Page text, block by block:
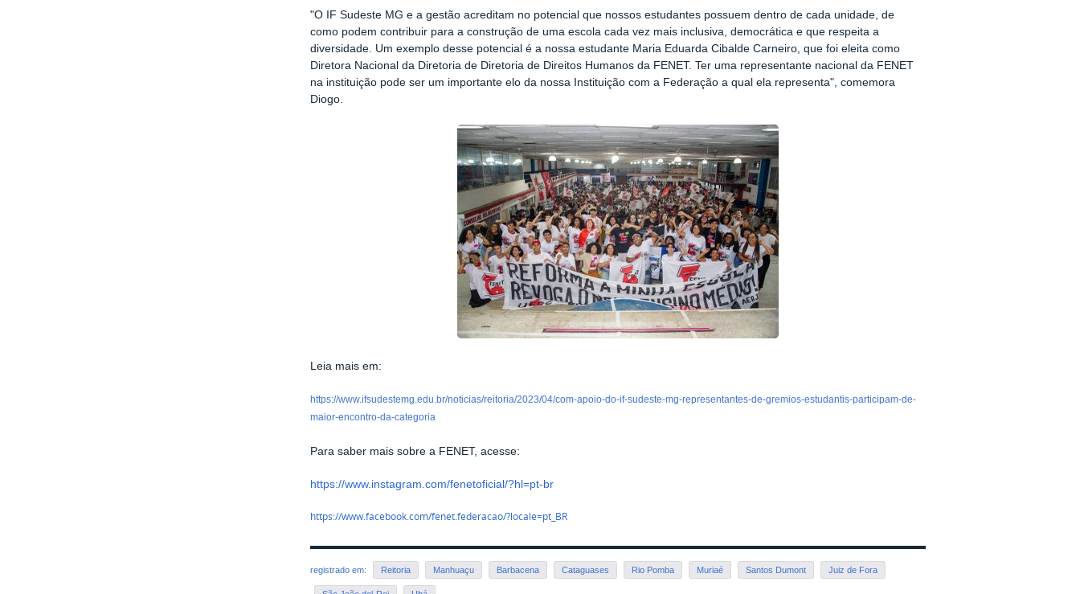
"O IF Sudeste MG e a gestão acreditam no potencial que nossos estudantes possuem dentro de cada unidade, de
como podem contribuir para a construção de uma escola cada vez mais inclusiva, democrática e que respeita a
diversidade. Um exemplo desse potencial é a nossa estudante Maria Eduarda Cibalde Carneiro, que foi eleita como
Diretora Nacional da Diretoria de Diretoria de Direitos Humanos da FENET. Ter uma representante nacional da FENET
na instituição pode ser um importante elo da nossa Instituição com a Federação a qual ela representa", comemora
Diogo.
Leia mais em:
https://www.ifsudestemg.edu.br/noticias/reitoria/2023/04/com-apoio-do-if-sudeste-mg-representantes-de-gremios-estudantis-participam-de-
maior-encontro-da-categoria
Para saber mais sobre a FENET, acesse:
https://www.instagram.com/fenetoficial/?hl=pt-br
https://www.facebook.com/fenet.federacao/?locale=pt_BR
registrado em: Reitoria Manhuaçu Barbacena Cataguases Rio Pomba Muriaé Santos Dumont Juiz de Fora